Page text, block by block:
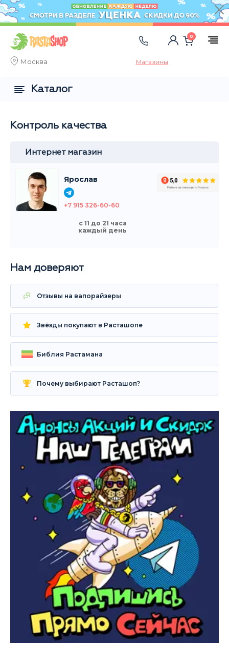
Москва Магазины
0
Контроль качества
Интернет магазин
Ярослав
+7 915 326-60-60
с 11 до 21 часа
каждый день
Нам доверяют
Отзывы на вапорайзеры
Звёзды покупают в Расташопе
Библия Растамана
Почему выбирают Расташоп?
Каталог